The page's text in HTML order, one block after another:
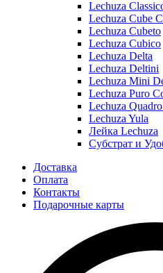
Lechuza
Lechuza Cube
Lechuza Cubeto
Lechuza Cubico
Lechuza Delta
Lechuza Deltini
Lechuza Mini
Lechuza Puro
Lechuza
Lechuza Yula
Лейка Lechuza
Субстрат и
Доставка
Оплата
Контакты
Подарочные карты